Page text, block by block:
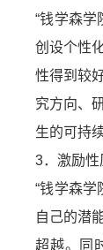
“钱学森学
创设个性
性得到较
究方向、
生的可持
3．激励性
“钱学森学
自己的潜
超越。同